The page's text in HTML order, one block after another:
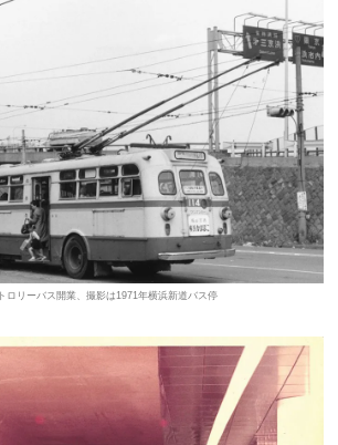
ロリーバス開業、撮影は1971年横浜新道バス停